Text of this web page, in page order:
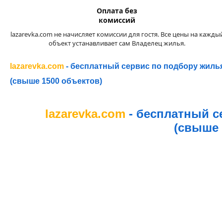
Оплата без
комиссий
lazarevka.com не начисляет комиссии для гостя. Все цены на
объект устанавливает сам Владелец жилья.
lazarevka.com - бесплатный сервис по подбору
(свыше 1500 объектов)
lazarevka.com - бесплатный
(свыше